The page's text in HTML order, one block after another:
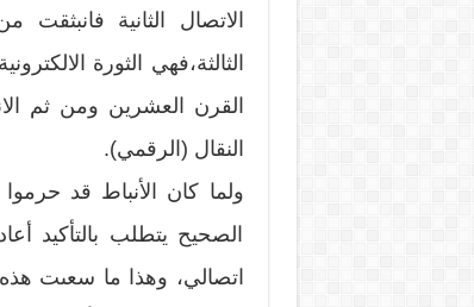
الاتصال الثانية فانبثقت
الثالثة،فهي الثورة
القرن العشرين ومن ثم
النقال (الرقمي).
ولما كان الأنباط قد
الصحيح يتطلب بالتأكيد
اتصالي، وهذا ما سعىت